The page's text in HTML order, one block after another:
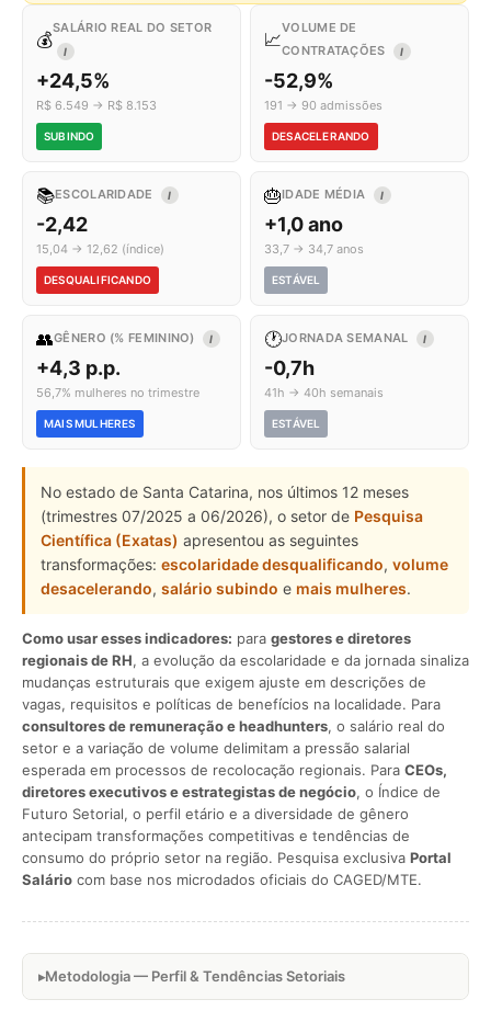
💰
SALÁRIO REAL DO SETOR
I
+24,5%
R$ 6.549 → R$ 8.153
SUBINDO
📈
VOLUME DE
CONTRATAÇÕES
I
-52,9%
191 → 90 admissões
DESACELERANDO
📚ESCOLARIDADE I
-2,42
15,04 → 12,62 (índice)
DESQUALIFICANDO
🎂IDADE MÉDIA I
+1,0 ano
33,7 → 34,7 anos
ESTÁVEL
👥GÊNERO (% FEMININO) I
+4,3 p.p.
56,7% mulheres no trimestre
MAIS MULHERES
🕐JORNADA SEMANAL I
-0,7h
41h → 40h semanais
ESTÁVEL
No estado de Santa Catarina, nos últimos 12 meses
(trimestres 07/2025 a 06/2026), o setor de Pesquisa
Científica (Exatas) apresentou as seguintes
transformações: escolaridade desqualificando, volume
desacelerando, salário subindo e mais mulheres.
Como usar esses indicadores: para gestores e diretores
regionais de RH, a evolução da escolaridade e da jornada sinaliza
mudanças estruturais que exigem ajuste em descrições de
vagas, requisitos e políticas de benefícios na localidade. Para
consultores de remuneração e headhunters, o salário real do
setor e a variação de volume delimitam a pressão salarial
esperada em processos de recolocação regionais. Para CEOs,
diretores executivos e estrategistas de negócio, o Índice de
Futuro Setorial, o perfil etário e a diversidade de gênero
antecipam transformações competitivas e tendências de
consumo do próprio setor na região. Pesquisa exclusiva Portal
Salário com base nos microdados oficiais do CAGED/MTE.
Metodologia — Perfil & Tendências Setoriais